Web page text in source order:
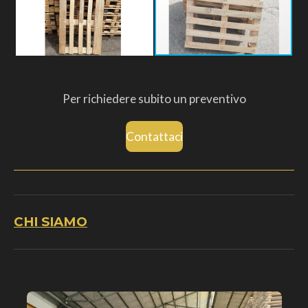
Per richiedere subito un preventivo
Contattaci
CHI SIAMO